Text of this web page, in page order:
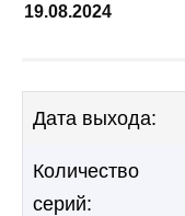
19.08.2024
Дата выхода:
Количество
серий: